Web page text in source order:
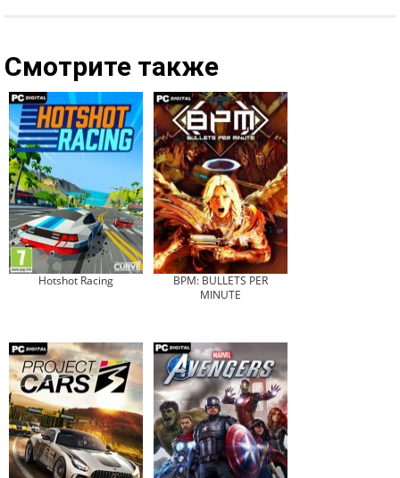
Смотрите также
Hotshot Racing
BPM: BULLETS PER
MINUTE